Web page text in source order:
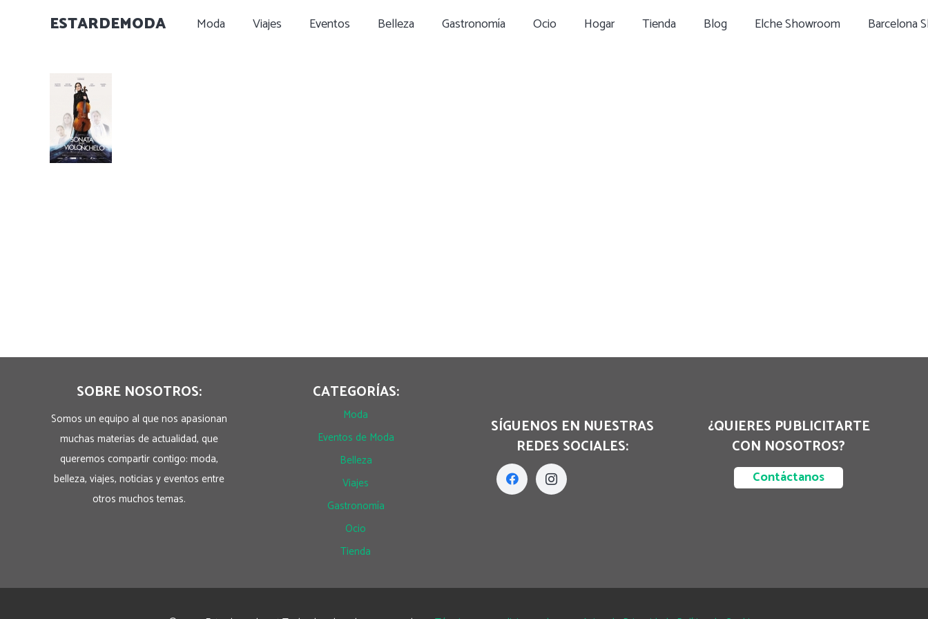
ESTARDEMODA Moda Viajes Eventos Belleza Gastronomía Ocio Hogar Tienda Blog Elche Showroom Barcelona
SOBRE NOSOTROS:
Somos un equipo al que nos apasionan
muchas materias de actualidad, que
queremos compartir contigo: moda,
belleza, viajes, noticias y eventos entre
otros muchos temas.
CATEGORÍAS:
Moda
Eventos de Moda
Belleza
Viajes
Gastronomía
Ocio
Tienda
SÍGUENOS EN NUESTRAS
REDES SOCIALES:
¿QUIERES PUBLICITARTE
CON NOSOTROS?
Contáctanos